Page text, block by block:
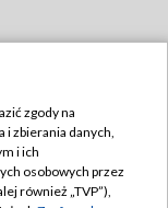
zgody na
i zbierania danych,
i ich
osobowych przez
również „TVP”),